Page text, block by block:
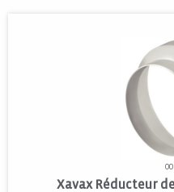
Xavax Réducteur